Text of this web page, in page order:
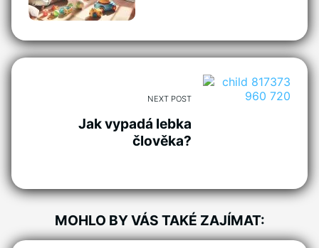
NEXT POST
Jak vypadá lebka
člověka?
MOHLO BY VÁS TAKÉ ZAJÍMAT: